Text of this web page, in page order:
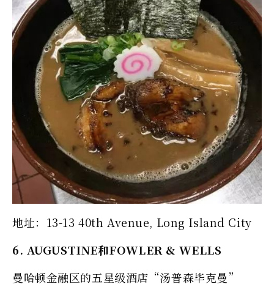
地址：13-13 40th Avenue, Long Island City
6. AUGUSTINE和FOWLER & WELLS
曼哈顿金融区的五星级酒店“汤普森毕克曼”